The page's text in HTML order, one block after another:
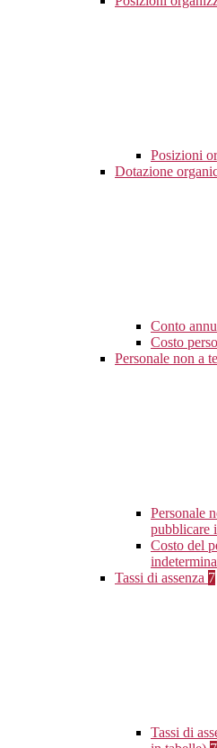
Posizioni
Dotazione
Conto
Costo
Personale non a
Personale
pubblicare
Costo del
Tassi di assenza 7
Tassi di